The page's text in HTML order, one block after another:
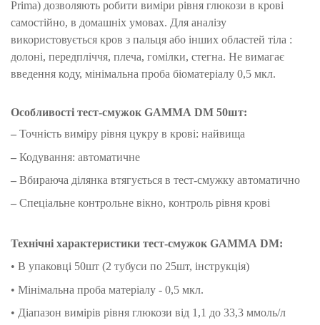
Prima) дозволяють робити виміри рівня глюкози в крові
самостійно, в домашніх умовах. Для аналізу
використовується кров з пальця або інших областей тіла :
долоні, передпліччя, плеча, гомілки, стегна. Не вимагає
введення коду, мінімальна проба біоматеріалу 0,5 мкл.
Особливості тест-смужок GAMMA DM 50шт:
– Точність виміру рівня цукру в крові: найвища
– Кодування: автоматичне
– Вбираюча ділянка втягується в тест-смужку автоматично
– Спеціальне контрольне вікно, контроль рівня крові
Технічні характеристики тест-смужок GAMMA DM:
• В упаковці 50шт (2 тубуси по 25шт, інструкція)
• Мінімальна проба матеріалу - 0,5 мкл.
• Діапазон вимірів рівня глюкози від 1,1 до 33,3 ммоль/л